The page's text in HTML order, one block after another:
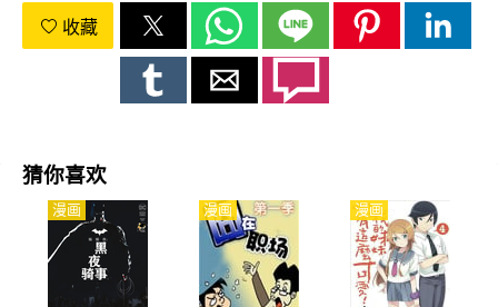
收藏
猜你喜欢
漫画 漫画 漫画